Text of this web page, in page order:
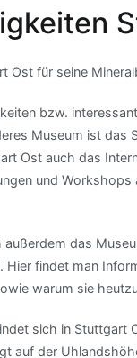
Ost für seine
bzw.
Museum ist
Ost auch das
und
das
findet man
warum sie
sich in Stuttgart
auf der